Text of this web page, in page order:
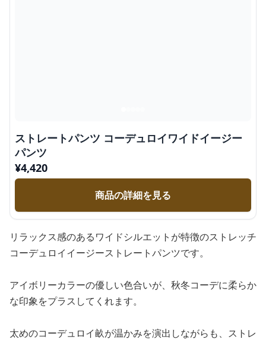
ストレートパンツ コーデュロイワイドイージー
パンツ
¥4,420
商品の詳細を見る
リラックス感のあるワイドシルエットが特徴のストレッチ
コーデュロイイージーストレートパンツです。
アイボリーカラーの優しい色合いが、秋冬コーデに柔らか
な印象をプラスしてくれます。
太めのコーデュロイ畝が温かみを演出しながらも、ストレ